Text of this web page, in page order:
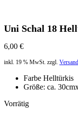
Uni Schal 18
6,00 €
inkl. 19 % MwSt. zzgl.
Farbe Helltürkis
Größe: ca.
Vorrätig